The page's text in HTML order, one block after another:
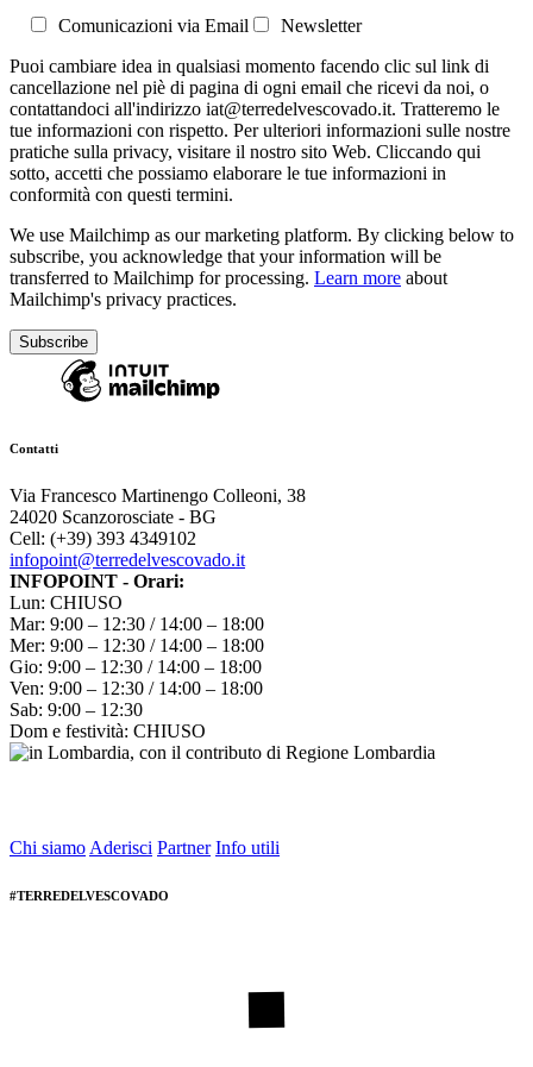
Comunicazioni via Email
Newsletter
Puoi cambiare idea in qualsiasi momento facendo clic sul link di
cancellazione nel piè di pagina di ogni email che ricevi da noi, o
contattandoci all'indirizzo iat@terredelvescovado.it. Tratteremo le
tue informazioni con rispetto. Per ulteriori informazioni sulle nostre
pratiche sulla privacy, visitare il nostro sito Web. Cliccando qui
sotto, accetti che possiamo elaborare le tue informazioni in
conformità con questi termini.
We use Mailchimp as our marketing platform. By clicking below to
subscribe, you acknowledge that your information will be
transferred to Mailchimp for processing. Learn more about
Mailchimp's privacy practices.
Contatti
Via Francesco Martinengo Colleoni, 38
24020 Scanzorosciate - BG
Cell: (+39) 393 4349102
infopoint@terredelvescovado.it
INFOPOINT - Orari:
Lun: CHIUSO
Mar: 9:00 – 12:30 / 14:00 – 18:00
Mer: 9:00 – 12:30 / 14:00 – 18:00
Gio: 9:00 – 12:30 / 14:00 – 18:00
Ven: 9:00 – 12:30 / 14:00 – 18:00
Sab: 9:00 – 12:30
Dom e festività: CHIUSO
Chi siamo Aderisci Partner Info utili
#TERREDELVESCOVADO